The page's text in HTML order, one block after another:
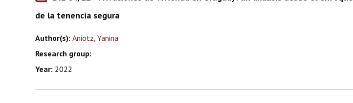
de la tenencia segura
Author(s): Aniotz, Yanina
Research group:
Year: 2022